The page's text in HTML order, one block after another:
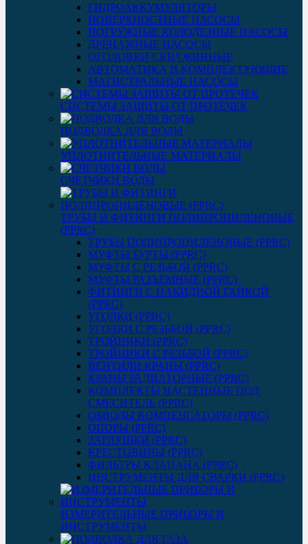
ГИДРОАККУМУЛЯТОРЫ
ПОВЕРХНОСТНЫЕ НАСОСЫ
ПОГРУЖНЫЕ КОЛОДЕЗНЫЕ НАСОСЫ
ДРЕНАЖНЫЕ НАСОСЫ
ОГОЛОВКИ СКВАЖИННЫЕ
АВТОМАТИКА И КОМПЛЕКТУЮЩИЕ
МАГИСТРАЛЬНЫЕ НАСОСЫ
СИСТЕМЫ ЗАЩИТЫ ОТ ПРОТЕЧЕК
ПОДВОДКА ДЛЯ ВОДЫ
УПЛОТНИТЕЛЬНЫЕ МАТЕРИАЛЫ
СЧЕТЧИКИ ВОДЫ
ТРУБЫ И ФИТИНГИ ПОЛИПРОПИЛЕНОВЫЕ
(PPRC)
ТРУБЫ ПОЛИПРОПИЛЕНОВЫЕ (PPRC)
МУФТЫ БУРТЫ (PPRC)
МУФТЫ C РЕЗЬБОЙ (PPRC)
МУФТЫ РАЗЪЕМНЫЕ (PPRC)
ФИТИНГИ С НАКИДНОЙ ГАЙКОЙ
(PPRC)
УГОЛКИ (PPRC)
УГОЛКИ С РЕЗЬБОЙ (PPRC)
ТРОЙНИКИ (PPRC)
ТРОЙНИКИ С РЕЗЬБОЙ (PPRC)
ВЕНТИЛИ КРАНЫ (PPRC)
КРАНЫ РАДИАТОРНЫЕ (PPRC)
КОМПЛЕКТЫ НАСТЕННЫЕ ПОД
СМЕСИТЕЛЬ (PPRC)
ОБВОДЫ КОМПЕНСАТОРЫ (PPRC)
ОПОРЫ (PPRC)
ЗАГЛУШКИ (PPRC)
КРЕСТОВИНЫ (PPRC)
ФИЛЬТРЫ КЛАПАНА (PPRC)
ИНСТРУМЕНТЫ ДЛЯ СВАРКИ (PPRC)
ИЗМЕРИТЕЛЬНЫЕ ПРИБОРЫ И
ИНСТРУМЕНТЫ